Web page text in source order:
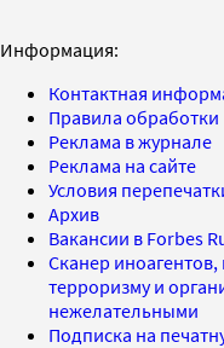
Информация:
Контактная
Правила обработки
Реклама в журнале
Реклама на сайте
Условия
Архив
Вакансии в Forbes
Сканер иноагентов,
терроризму и
нежелательными
Подписка на